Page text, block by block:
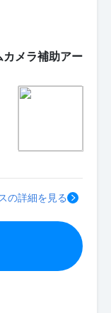
カメラ補助アー
の詳細を見る